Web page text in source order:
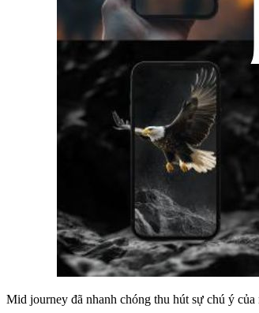
Mid journey đã nhanh chóng thu hút sự chú ý